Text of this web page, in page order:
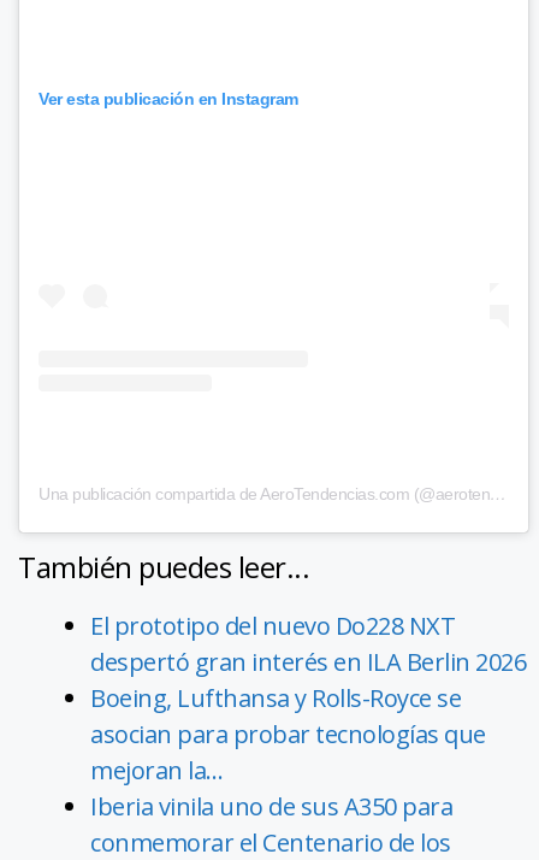
Ver esta publicación en Instagram
Una publicación compartida de AeroTendencias.com (@aerotendencias)
También puedes leer...
El prototipo del nuevo Do228 NXT
despertó gran interés en ILA Berlin 2026
Boeing, Lufthansa y Rolls-Royce se
asocian para probar tecnologías que
mejoran la…
Iberia vinila uno de sus A350 para
conmemorar el Centenario de los